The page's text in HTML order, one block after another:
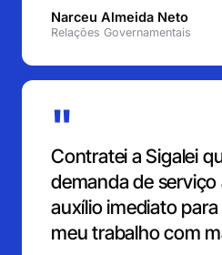
Narceu Almeida Neto
Relações Governamentais
"
Contratei a Sigalei
demanda de
auxílio imediato
meu trabalho com